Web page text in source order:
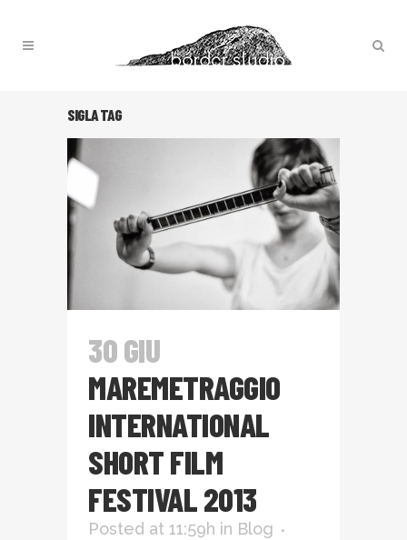
SIGLA TAG
30 GIU
MAREMETRAGGIO
INTERNATIONAL
SHORT FILM
FESTIVAL 2013
Posted at 11:59h in Blog